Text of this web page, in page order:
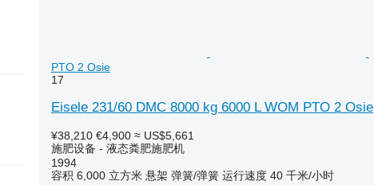
PTO 2 Osie
17
Eisele 231/60 DMC 8000 kg 6000 L WOM PTO 2 Osie
¥38,210 €4,900 ≈ US$5,661
施肥设备 - 液态粪肥施肥机
1994
容积 6,000 立方米 悬架 弹簧/弹簧 运行速度 40 千米/小时